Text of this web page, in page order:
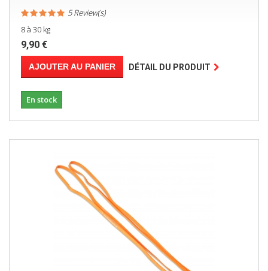
5 Review(s)
8 à 30 kg
9,90 €
AJOUTER AU PANIER DÉTAIL DU PRODUIT
En stock